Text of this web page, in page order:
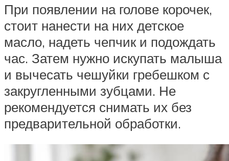
При появлении на голове корочек,
стоит нанести на них детское
масло, надеть чепчик и подождать
час. Затем нужно искупать малыша
и вычесать чешуйки гребешком с
закругленными зубцами. Не
рекомендуется снимать их без
предварительной обработки.